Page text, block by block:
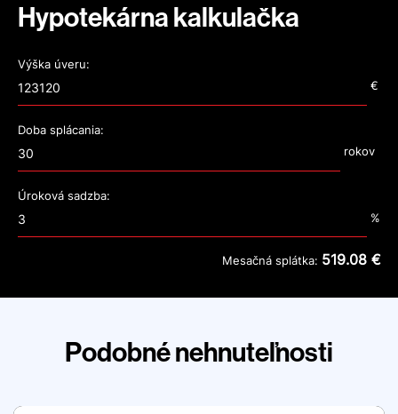
Hypotekárna kalkulačka
Výška úveru:
€
Doba splácania:
rokov
Úroková sadzba:
%
Mesačná splátka: 519.08 €
Podobné nehnuteľnosti